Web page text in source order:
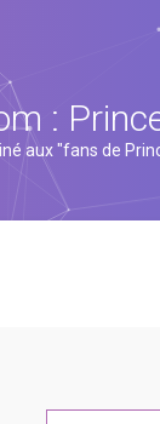
:
aux "fans de